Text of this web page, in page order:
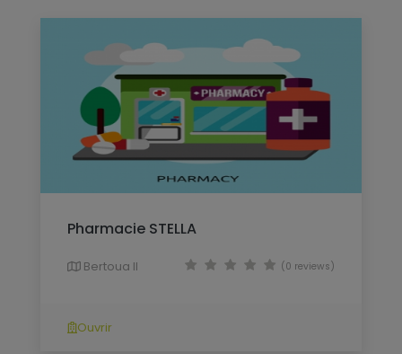
Pharmacie STELLA
Bertoua II (0 reviews)
Ouvrir